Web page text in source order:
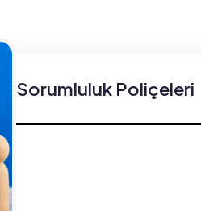
Sorumluluk Poliçeleri